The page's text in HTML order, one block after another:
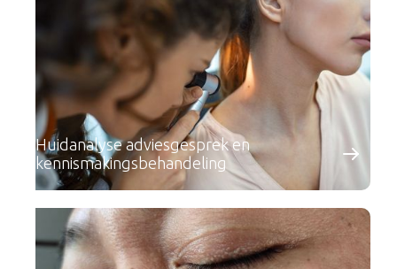
Huidanalyse adviesgesprek en
kennismakingsbehandeling